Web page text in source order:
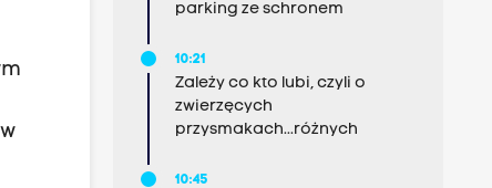
parking ze schronem
10:21
Zależy co kto lubi, czyli o
zwierzęcych
przysmakach...różnych
10:45